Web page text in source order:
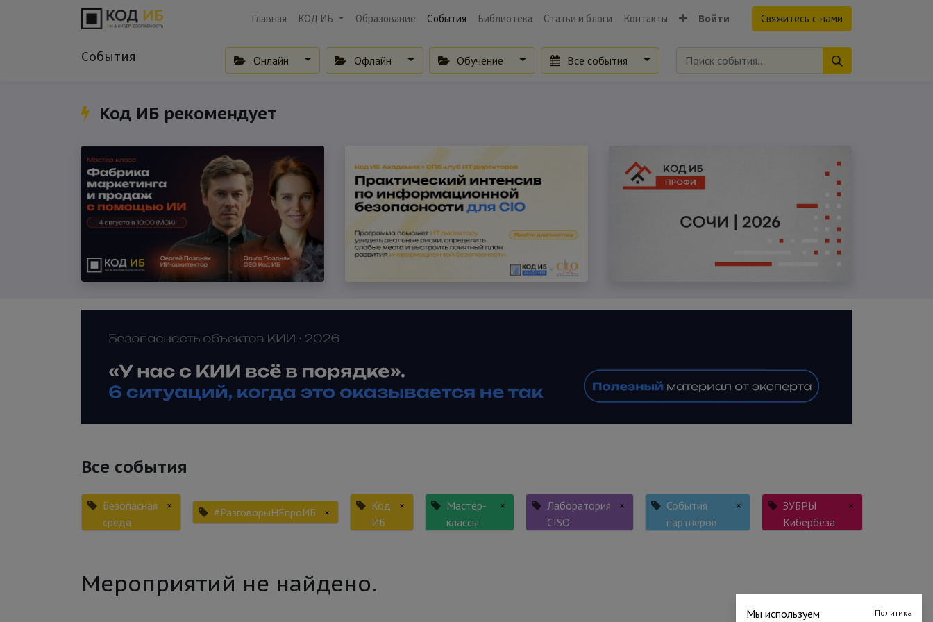
Главная КОД ИБ Образование События Библиотека Статьи и блоги Контакты Войти Свяжитесь с нами
События Онлайн Офлайн Обучение Все события
Код ИБ рекомендует
Все события
Безопасная
среда
× #РазговорыНЕпроИБ ×
Код
ИБ
×
Мастер-
классы
×
Лаборатория
CISO
×
События
партнёров
×
ЗУБРЫ
Кибербеза
×
Мероприятий не найдено.
Мы используем
Политика